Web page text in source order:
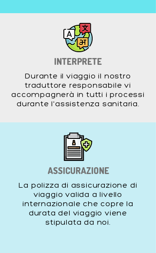
INTERPRETE
Durante il viaggio il nostro
traduttore responsabile vi
accompagnerà in tutti i processi
durante l'assistenza sanitaria.
ASSICURAZIONE
La polizza di assicurazione di
viaggio valida a livello
internazionale che copre la
durata del viaggio viene
stipulata da noi.